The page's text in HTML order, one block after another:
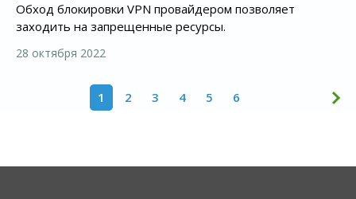
Обход блокировки VPN провайдером позволяет
заходить на запрещенные ресурсы.
28 октября 2022
1 2 3 4 5 6